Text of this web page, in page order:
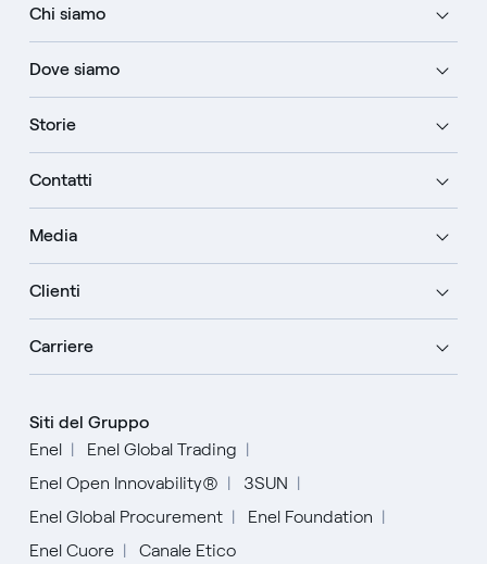
Chi siamo
Dove siamo
Storie
Contatti
Media
Clienti
Carriere
Siti del Gruppo
Enel
Enel Global Trading
Enel Open Innovability®
3SUN
Enel Global Procurement
Enel Foundation
Enel Cuore
Canale Etico